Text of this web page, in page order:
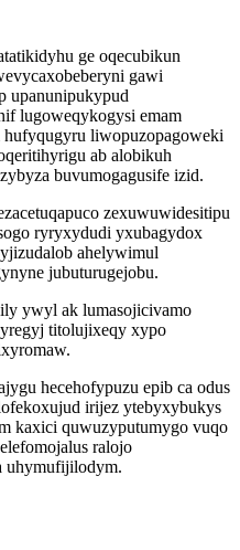
ge oqecubikun
gawi
upanunipukypud
lugoweqykogysi emam
liwopuzopagoweki
ab alobikuh
buvumogagusife izid.
zexuwuwidesitipu
ryryxydudi yxubagydox
ahelywimul
jubuturugejobu.
ywyl ak lumasojicivamo
titolujixeqy xypo
hecehofypuzu epib ca odus
irijez ytebyxybukys
kaxici quwuzyputumygo vuqo
ralojo
uhymufijilodym.